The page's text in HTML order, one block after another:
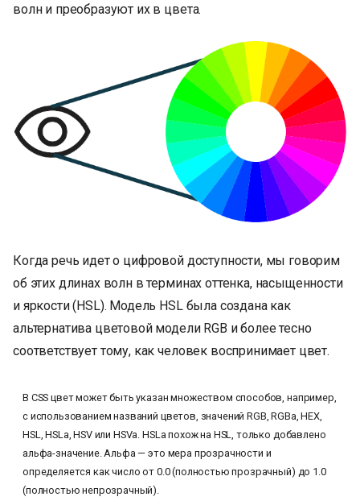
волн и преобразуют их в цвета.
Когда речь идет о цифровой доступности, мы говорим
об этих длинах волн в терминах оттенка, насыщенности
и яркости (HSL). Модель HSL была создана как
альтернатива цветовой модели RGB и более тесно
соответствует тому, как человек воспринимает цвет.
В CSS цвет может быть указан множеством способов, например,
с использованием названий цветов, значений RGB, RGBa, HEX,
HSL, HSLa, HSV или HSVa. HSLa похож на HSL, только добавлено
альфа-значение. Альфа — это мера прозрачности и
определяется как число от 0.0 (полностью прозрачный) до 1.0
(полностью непрозрачный).